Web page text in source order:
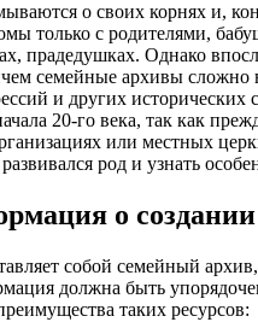
о своих корнях и,
только с родителями,
прадедушках. Однако
семейные архивы сложно
и других
20-го века, так как
или местных
род и узнать
о создании
собой семейный
должна быть
таких ресурсов: